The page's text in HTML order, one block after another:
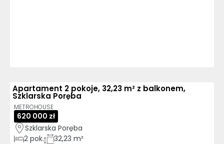
Apartament 2 pokoje, 32,23 m² z balkonem,
Szklarska Poręba
METROHOUSE
620 000 zł
Szklarska Poręba
2 pok. 32,23 m²